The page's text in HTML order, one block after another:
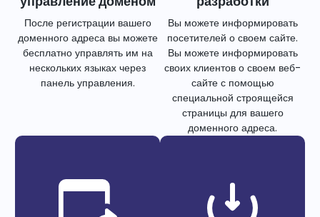
После регистрации вашего
доменного адреса вы можете
бесплатно управлять им на
нескольких языках через
панель управления.
Вы можете информировать
посетителей о своем сайте.
Вы можете информировать
своих клиентов о своем веб-
сайте с помощью
специальной строящейся
страницы для вашего
доменного адреса.